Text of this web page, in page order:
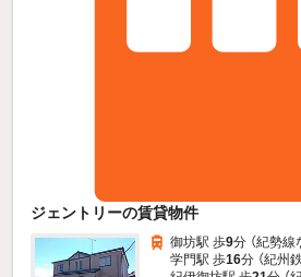
ジェントリーの賃貸物件
御坊駅 歩9分 （紀勢線
学門駅 歩16分 （紀州